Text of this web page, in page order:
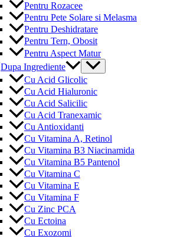
Pentru Rozacee
Pentru Pete Solare si Melasma
Pentru Deshidratare
Pentru Tern, Obosit
Pentru Aspect Matur
Dupa Ingrediente
Menu
Toggle
Cu Acid Glicolic
Cu Acid Hialuronic
Cu Acid Salicilic
Cu Acid Tranexamic
Cu Antioxidanti
Cu Vitamina A, Retinol
Cu Vitamina B3 Niacinamida
Cu Vitamina B5 Pantenol
Cu Vitamina C
Cu Vitamina E
Cu Vitamina F
Cu Zinc PCA
Cu Ectoina
Cu Exozomi